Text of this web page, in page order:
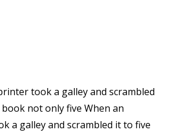
took a galley and scrambled
not only five When an
a galley and scrambled it to five